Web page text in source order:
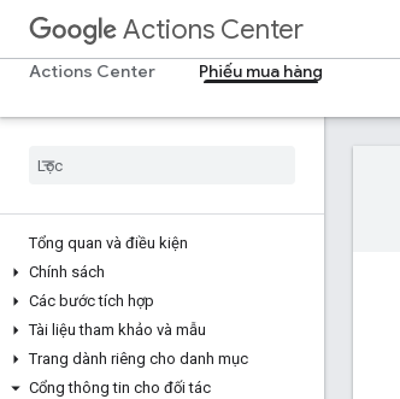
Actions Center
Actions Center
Phiếu mua hàng
Tổng quan và điều kiện
Chính sách
Các bước tích hợp
Tài liệu tham khảo và mẫu
Trang dành riêng cho danh mục
Cổng thông tin cho đối tác